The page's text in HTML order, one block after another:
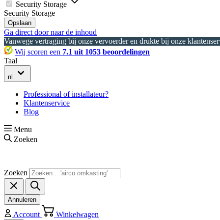
Security Storage
Security Storage
Opslaan
Ga direct door naar de inhoud
Vanwege vertraging bij onze vervoerder en drukte bij onze
Wij scoren een 7.1 uit 1053 beoordelingen
Taal
nl
Professional of installateur?
Klantenservice
Blog
Menu
Zoeken
Zoeken
Annuleren
Account Winkelwagen